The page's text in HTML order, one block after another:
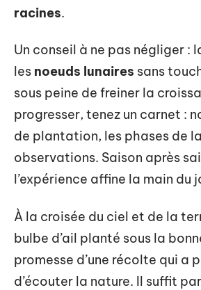
racines.
Un conseil à ne pas négliger :
les noeuds lunaires sans
sous peine de freiner la
progresser, tenez un carnet :
de plantation, les phases de
observations. Saison après
l’expérience affine la main du
À la croisée du ciel et de la
bulbe d’ail planté sous la
promesse d’une récolte qui a
d’écouter la nature. Il suffit